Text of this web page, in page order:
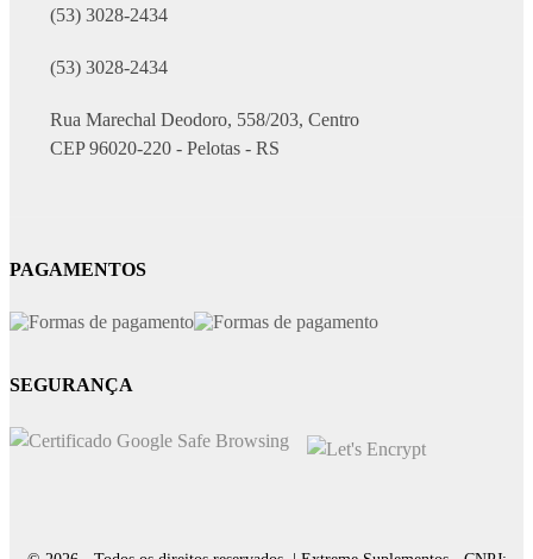
(53) 3028-2434
(53) 3028-2434
Rua Marechal Deodoro, 558/203, Centro
CEP 96020-220 - Pelotas - RS
PAGAMENTOS
SEGURANÇA